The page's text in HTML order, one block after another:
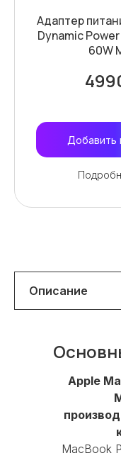
Адаптер
Dynamic
60W
Добавить
Apple
MacBook
Тип гаджета
Удобно и
старое
получите